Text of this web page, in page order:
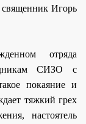
Игорь
отряда
СИЗО с
покаяние и
тяжкий грех
настоятель